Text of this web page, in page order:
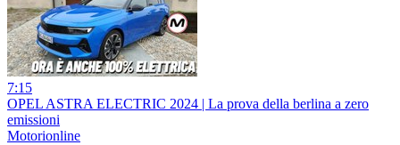
7:15
OPEL ASTRA ELECTRIC 2024 | La prova della berlina a zero
emissioni
Motorionline